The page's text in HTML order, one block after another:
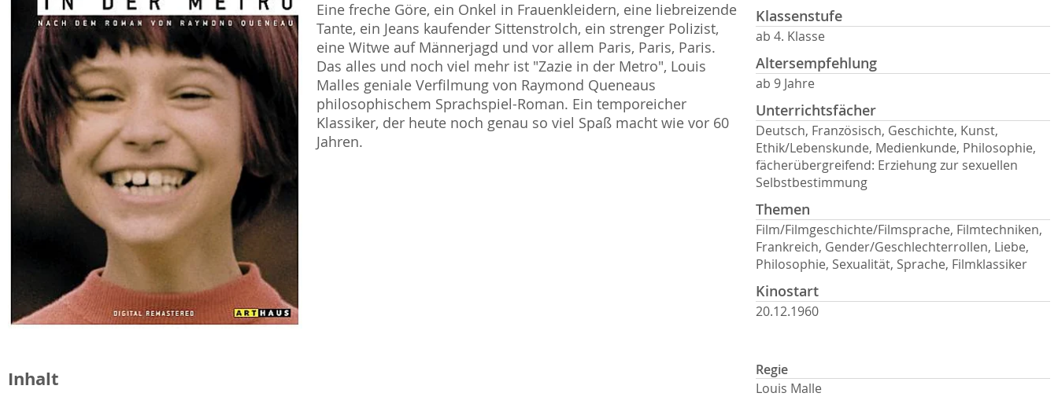
Eine freche Göre, ein Onkel in Frauenkleidern, eine liebreizende
Tante, ein Jeans kaufender Sittenstrolch, ein strenger Polizist,
eine Witwe auf Männerjagd und vor allem Paris, Paris, Paris.
Das alles und noch viel mehr ist "Zazie in der Metro", Louis
Malles geniale Verfilmung von Raymond Queneaus
philosophischem Sprachspiel-Roman. Ein temporeicher
Klassiker, der heute noch genau so viel Spaß macht wie vor 60
Jahren.
Klassenstufe
ab 4. Klasse
Altersempfehlung
ab 9 Jahre
Unterrichtsfächer
Deutsch, Französisch, Geschichte, Kunst,
Ethik/Lebenskunde, Medienkunde, Philosophie,
fächerübergreifend: Erziehung zur sexuellen
Selbstbestimmung
Themen
Film/Filmgeschichte/Filmsprache, Filmtechniken,
Frankreich, Gender/Geschlechterrollen, Liebe,
Philosophie, Sexualität, Sprache, Filmklassiker
Kinostart
20.12.1960
Inhalt
Regie
Louis Malle